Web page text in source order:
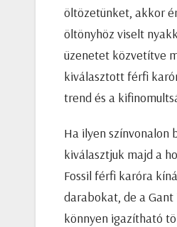
öltözetünket, akkor
öltönyhöz viselt
üzenetet közvetítve
kiválasztott férfi
trend és a
Ha ilyen színvonalon
kiválasztjuk majd a
Fossil férfi karóra
darabokat, de a
könnyen igazítható